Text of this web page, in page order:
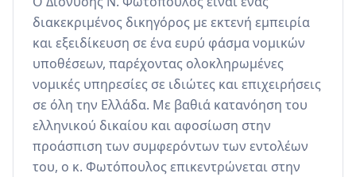
διακεκριμένος δικηγόρος με εκτενή εμπειρία
και εξειδίκευση σε ένα ευρύ φάσμα νομικών
υποθέσεων, παρέχοντας ολοκληρωμένες
νομικές υπηρεσίες σε ιδιώτες και επιχειρήσεις
σε όλη την Ελλάδα. Με βαθιά κατανόηση του
ελληνικού δικαίου και αφοσίωση στην
προάσπιση των συμφερόντων των εντολέων
του, ο κ. Φωτόπουλος επικεντρώνεται στην